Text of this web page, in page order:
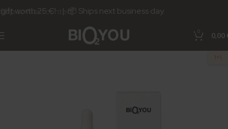
Skip to main content
worth 25 €! | 📦 Ships next business day.
0 0,00